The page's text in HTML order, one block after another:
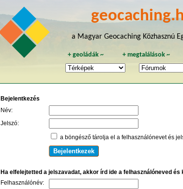
a Magyar Geocaching Közhasznú
+geoládák ~ + megtalálások~
Bejelentkezés
Név:
Jelszó:
a böngésző tárolja el a felhasználónevet és
Ha elfelejtetted a jelszavadat, akkor írd ide a felhasználóneved
Felhasználónév: